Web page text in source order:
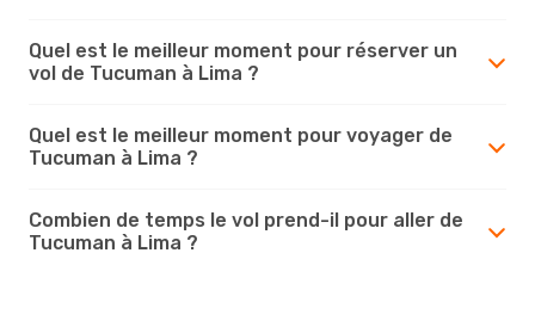
Quel est le meilleur moment pour réserver un
vol de Tucuman à Lima ?
Quel est le meilleur moment pour voyager de
Tucuman à Lima ?
Combien de temps le vol prend-il pour aller de
Tucuman à Lima ?